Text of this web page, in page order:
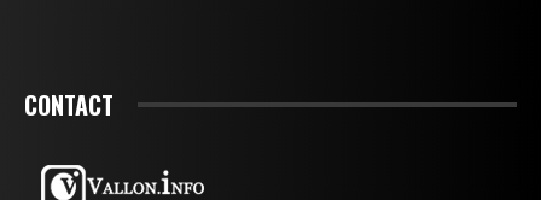
CONTACT